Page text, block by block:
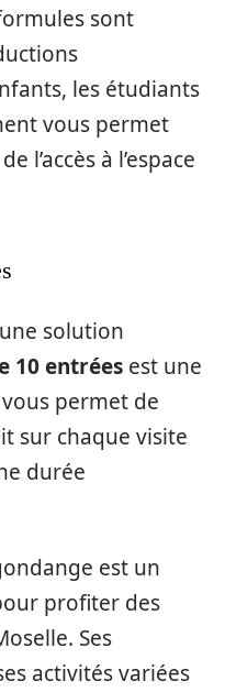
sont
les étudiants
vous permet
l’accès à l’espace
solution
10 entrées est une
permet de
sur chaque visite
durée
est un
profiter des
Ses
activités variées